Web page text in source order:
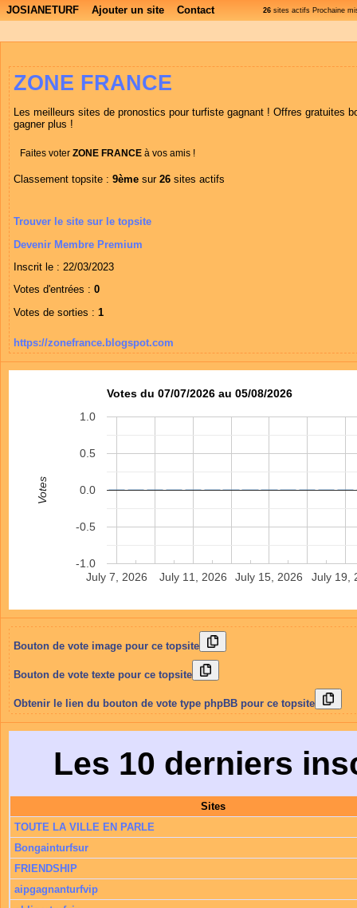
JOSIANETURF Ajouter un site Contact 26 sites actifs Prochaine
ZONE FRANCE
Les meilleurs sites de pronostics pour turfiste gagnant ! Offres gratuites
gagner plus !
Faites voter ZONE FRANCE à vos amis !
Classement topsite : 9ème sur 26 sites actifs
Trouver le site sur le topsite
Devenir Membre Premium
Inscrit le : 22/03/2023
Votes d'entrées : 0
Votes de sorties : 1
https://zonefrance.blogspot.com
Votes du 07/07/2026 au 05/08/2026
July 7, 2026 July 11, 2026 July 15, 2026 July 19,
-1.0
-0.5
0.0
0.5
1.0
Votes
Bouton de vote image pour ce topsite
Bouton de vote texte pour ce topsite
Obtenir le lien du bouton de vote type phpBB pour ce topsite
Les 10 derniers
Sites
TOUTE LA VILLE EN PARLE
Bongainturfsur
FRIENDSHIP
aipgagnanturfvip